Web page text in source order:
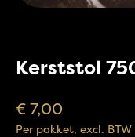
Kerststol
€7,00
Per pakket, excl. BTW